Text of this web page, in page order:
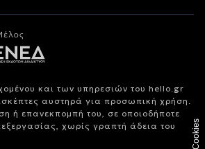
και των υπηρεσιών του hello.gr
αυστηρά για προσωπική χρήση.
ή επανεκπομπή του, σε οποιοδήποτε
χωρίς γραπτή άδεια του
Cookies